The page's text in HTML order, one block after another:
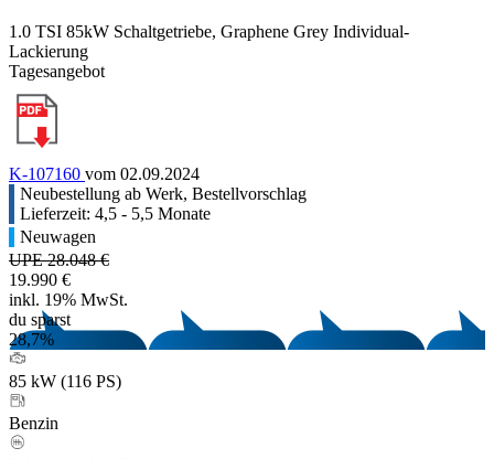
1.0 TSI 85kW Schaltgetriebe, Graphene Grey Individual-
Lackierung
Tagesangebot
K-107160 vom 02.09.2024
Neubestellung ab Werk, Bestellvorschlag
Lieferzeit: 4,5 - 5,5 Monate
Neuwagen
UPE 28.048 €
19.990 €
inkl. 19% MwSt.
du sparst
28,7%
85 kW (116 PS)
Benzin